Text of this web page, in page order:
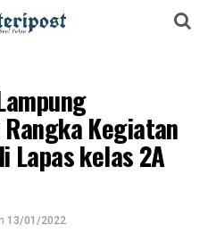
Kegiatan
Lapas kelas 2A
13/01/2022